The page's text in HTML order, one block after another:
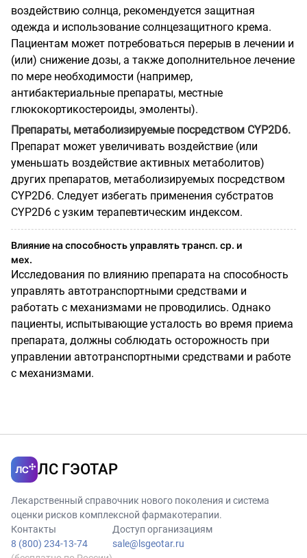
воздействию солнца, рекомендуется защитная
одежда и использование солнцезащитного крема.
Пациентам может потребоваться перерыв в лечении и
(или) снижение дозы, а также дополнительное лечение
по мере необходимости (например,
антибактериальные препараты, местные
глюкокортикостероиды, эмоленты).
Препараты, метаболизируемые посредством CYP2D6.
Препарат может увеличивать воздействие (или
уменьшать воздействие активных метаболитов)
других препаратов, метаболизируемых посредством
CYP2D6. Следует избегать применения субстратов
CYP2D6 с узким терапевтическим индексом.
Влияние на способность управлять трансп. ср. и
мех.
Исследования по влиянию препарата на способность
управлять автотранспортными средствами и
работать с механизмами не проводились. Однако
пациенты, испытывающие усталость во время приема
препарата, должны соблюдать осторожность при
управлении автотранспортными средствами и работе
с механизмами.
ЛС ГЭОТАР
Лекарственный справочник нового поколения и система
оценки рисков комплексной фармакотерапии.
Контакты
8 (800) 234-13-74
Доступ организациям
sale@lsgeotar.ru